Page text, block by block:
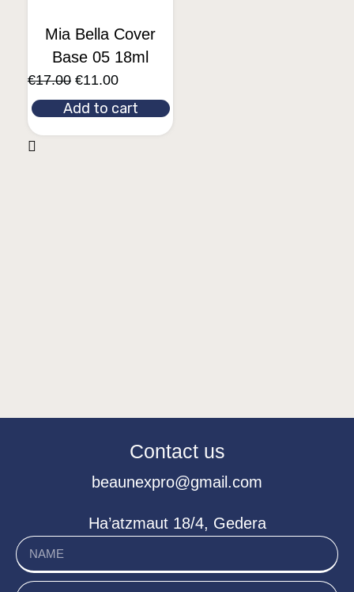
Mia Bella Cover
Base 05 18ml
€17.00 €11.00
Add to cart
Contact us
beaunexpro@gmail.com
Ha’atzmaut 18/4, Gedera